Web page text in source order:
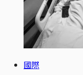
國際